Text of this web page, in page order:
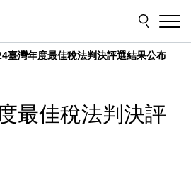
臺灣年度最佳稅法判決評選結果公布
最佳稅法判決評